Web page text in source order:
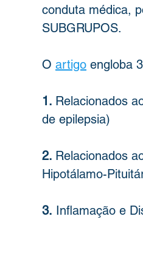
conduta médica,
SUBGRUPOS.
O artigo engloba
1. Relacionados
de epilepsia)
2. Relacionados
Hipotálamo-
3. Inflamação e